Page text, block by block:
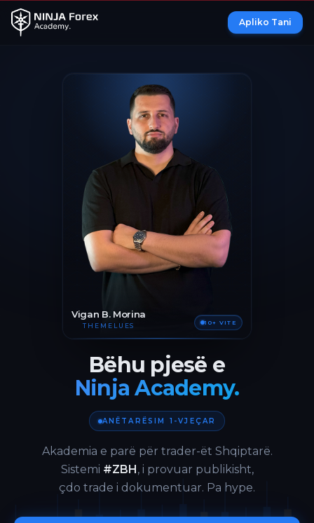
Apliko Tani
Vigan B. Morina
THEMELUES 10+ VITE
Bëhu pjesë e
Ninja Academy.
ANËTARËSIM 1-VJEÇAR
Akademia e parë për trader-ët Shqiptarë.
Sistemi #ZBH, i provuar publikisht,
çdo trade i dokumentuar. Pa hype.